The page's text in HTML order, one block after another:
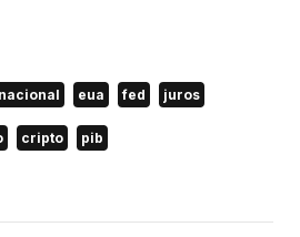
eua fed juros
cripto pib